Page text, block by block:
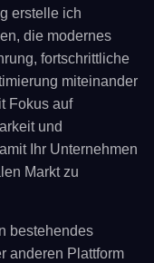
erstelle ich
die modernes
fortschrittliche
miteinander
Fokus auf
und
Ihr Unternehmen
Markt zu
bestehendes
anderen Plattform